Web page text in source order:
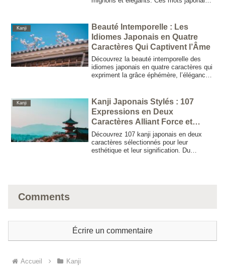
prénom, la création de personnages et
l’inspiration créative.
Kanji
Beauté Intemporelle : Les
Idiomes Japonais en Quatre
Caractères Qui Captivent l’Âme
Découvrez la beauté intemporelle des
idiomes japonais en quatre caractères qui
expriment la grâce éphémère, l’élégance
amoureux de la langue, de l’art et du
marketing.
Kanji
Kanji Japonais Stylés : 107
Expressions en Deux
Caractères Alliant Force et
Beauté
Découvrez 107 kanji japonais en deux
caractères sélectionnés pour leur
esthétique et leur signification. Du
Comments
Écrire un commentaire
Accueil Kanji